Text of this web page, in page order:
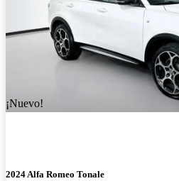
¡Nuevo!
2024 Alfa Romeo Tonale